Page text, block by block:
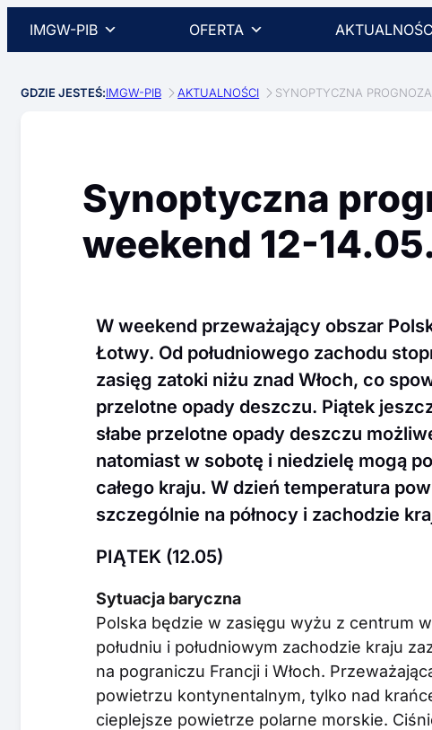
IMGW-PIB OFERTA
GDZIE JESTEŚ:IMGW-PIB AKTUALNOŚCI SYNOPTYCZNA
Synoptyczna
weekend 12-
W weekend przeważający obszar
Łotwy. Od południowego zachodu
zasięg zatoki niżu znad Włoch, co
przelotne opady deszczu. Piątek
słabe przelotne opady deszczu
natomiast w sobotę i niedzielę mogą
całego kraju. W dzień temperatura
szczególnie na północy i zachodzie
PIĄTEK (12.05)
Sytuacja baryczna
Polska będzie w zasięgu wyżu z centrum
południu i południowym zachodzie kraju
na pograniczu Francji i Włoch.
powietrzu kontynentalnym, tylko nad
cieplejsze powietrze polarne morskie.